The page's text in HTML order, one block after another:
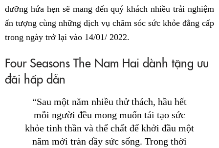
dưỡng hứa hẹn sẽ mang đến quý khách nhiều trải nghiệm
ấn tượng cùng những dịch vụ chăm sóc sức khỏe đẳng cấp
trong ngày trở lại vào 14/01/ 2022.
Four Seasons The Nam Hai dành tặng ưu
đãi hấp dẫn
“Sau một năm nhiều thử thách, hầu hết
mỗi người đều mong muốn tái tạo sức
khỏe tinh thần và thể chất để khởi đầu một
năm mới tràn đầy sức sống. Trong thời